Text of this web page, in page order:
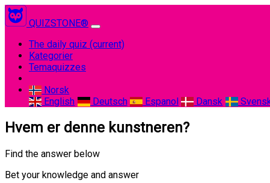
QUIZSTONE®
The daily quiz (current)
Kategorier
Temaquizzes
Norsk
English
Deutsch Espanol Dansk
Hvem er denne kunstneren?
Find the answer below
Bet your knowledge and answer